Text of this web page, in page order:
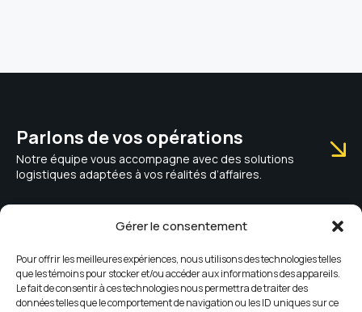
Gérer le consentement
Pour offrir les meilleures expériences, nous utilisons des technologies telles
que les témoins pour stocker et/ou accéder aux informations des appareils.
Le fait de consentir à ces technologies nous permettra de traiter des
données telles que le comportement de navigation ou les ID uniques sur ce
Parlons de vos opérations
Notre équipe vous accompagne avec des solutions
logistiques adaptées à vos réalités d’affaires.
Contactez notre équipe
transport, entreposage et coordination logistique.